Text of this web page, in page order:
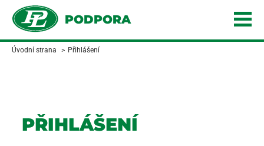
PODPORA
Úvodní strana > Přihlášení
PŘIHLÁŠENÍ